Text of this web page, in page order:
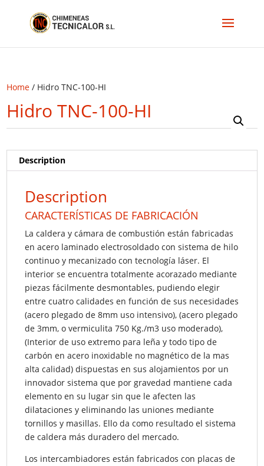
Home / Hidro TNC-100-HI
Hidro TNC-100-HI
Description
Description
CARACTERÍSTICAS DE FABRICACIÓN
La caldera y cámara de combustión están fabricadas
en acero laminado electrosoldado con sistema de hilo
continuo y mecanizado con tecnología láser. El
interior se encuentra totalmente acorazado mediante
piezas fácilmente desmontables, pudiendo elegir
entre cuatro calidades en función de sus necesidades
(acero plegado de 8mm uso intensivo), (acero plegado
de 3mm, o vermiculita 750 Kg./m3 uso moderado),
(Interior de uso extremo para leña y todo tipo de
carbón en acero inoxidable no magnético de la mas
alta calidad) dispuestas en sus alojamientos por un
innovador sistema que por gravedad mantiene cada
elemento en su lugar sin que le afecten las
dilataciones y eliminando las uniones mediante
tornillos y masillas. Ello da como resultado el sistema
de caldera más duradero del mercado.
Los intercambiadores están fabricados con placas de